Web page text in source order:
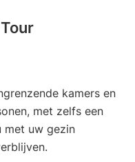
kamers en
met zelfs een
met uw gezin